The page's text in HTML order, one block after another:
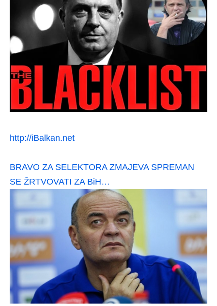
http://iBalkan.net
BRAVO ZA SELEKTORA ZMAJEVA SPREMAN
SE ŽRTVOVATI ZA BiH…